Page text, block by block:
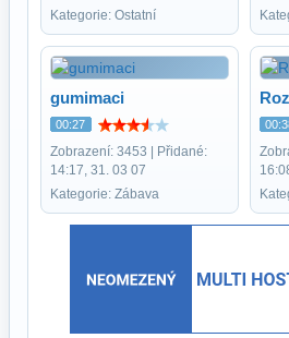
Kategorie: Ostatní
gumimaci
00:27
Zobrazení: 3453 | Přidané:
14:17, 31. 03 07
Kategorie: Zábava